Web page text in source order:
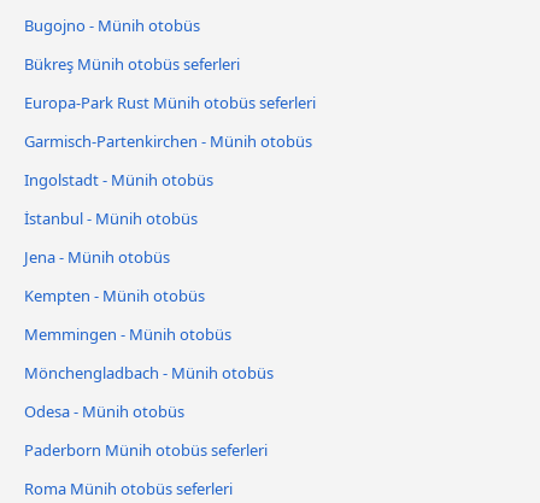
Bugojno - Münih otobüs
Bükreş Münih otobüs seferleri
Europa-Park Rust Münih otobüs seferleri
Garmisch-Partenkirchen - Münih otobüs
Ingolstadt - Münih otobüs
İstanbul - Münih otobüs
Jena - Münih otobüs
Kempten - Münih otobüs
Memmingen - Münih otobüs
Mönchengladbach - Münih otobüs
Odesa - Münih otobüs
Paderborn Münih otobüs seferleri
Roma Münih otobüs seferleri